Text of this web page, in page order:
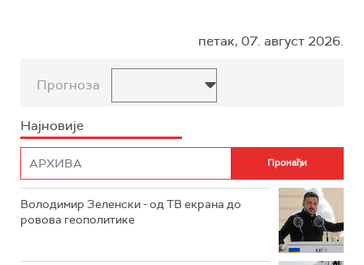
петак, 07. август 2026.
Прогноза
Најновије
Володимир Зеленски - од ТВ екрана до
ровова геополитике